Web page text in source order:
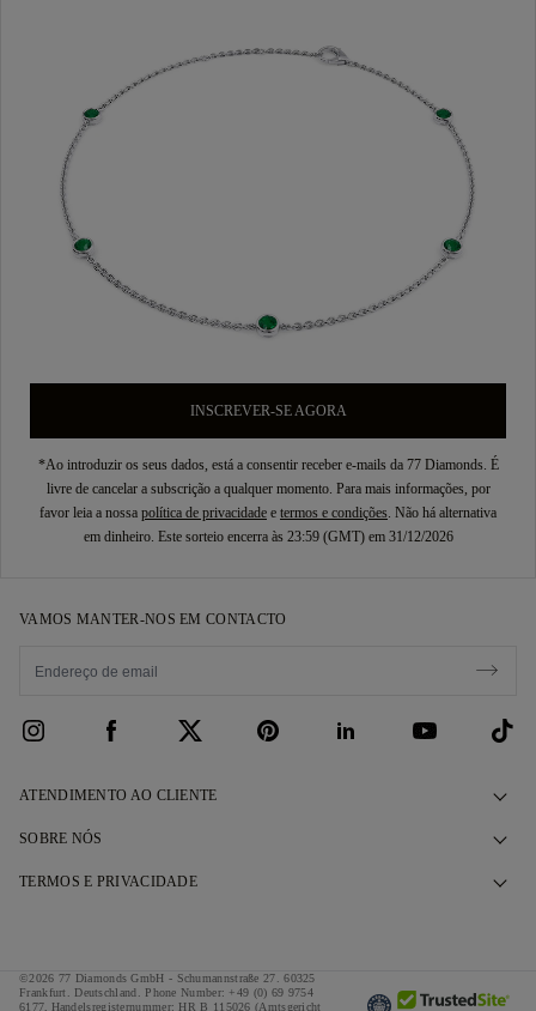
INSCREVER-SE AGORA
*Ao introduzir os seus dados, está a consentir receber e-mails da 77 Diamonds. É
livre de cancelar a subscrição a qualquer momento. Para mais informações, por
favor leia a nossa política de privacidade e termos e condições. Não há alternativa
em dinheiro. Este sorteio encerra às 23:59 (GMT) em 31/12/2026
VAMOS MANTER-NOS EM CONTACTO
ATENDIMENTO AO CLIENTE
Contacte-nos
Termos e condições de financiamento
SOBRE NÓS
A Nossa História
Origem Responsável
TERMOS E PRIVACIDADE
Termos e condições
©2026 77 Diamonds GmbH - Schumannstraße 27. 60325
Frankfurt. Deutschland. Phone Number: +49 (0) 69 9754
6177,
Handelsregisternummer: HR B 115026 (Amtsgericht